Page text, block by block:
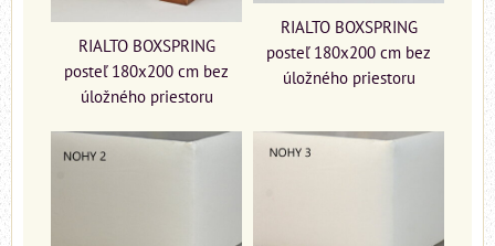
RIALTO BOXSPRING
posteľ 180x200 cm bez
úložného priestoru
RIALTO BOXSPRING
posteľ 180x200 cm bez
úložného priestoru